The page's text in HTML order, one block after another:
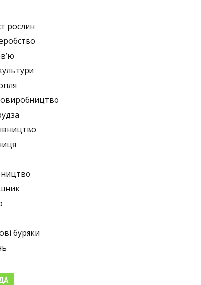
рослин
буряки